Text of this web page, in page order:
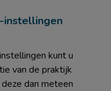
instellingen
kunt u
van de praktijk
dan meteen